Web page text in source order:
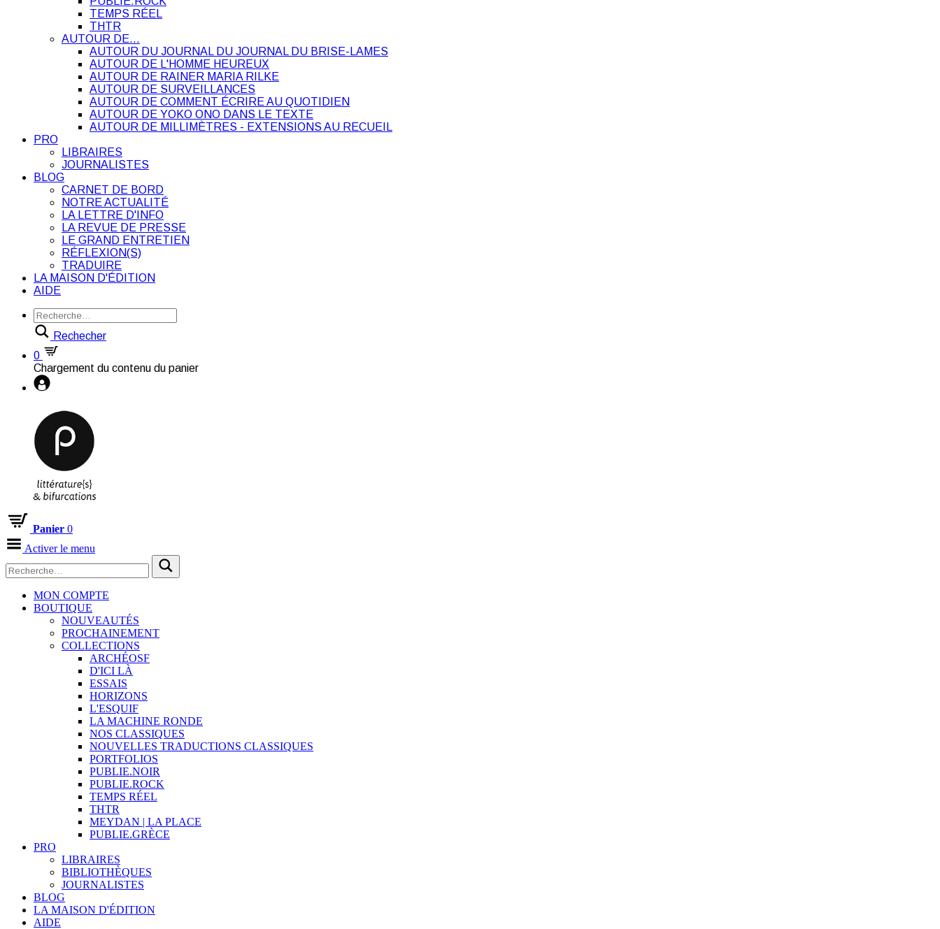
TEMPS RÉEL
THTR
AUTOUR DE…
AUTOUR DU JOURNAL DU JOURNAL DU BRISE-LAMES
AUTOUR DE L'HOMME HEUREUX
AUTOUR DE RAINER MARIA RILKE
AUTOUR DE SURVEILLANCES
AUTOUR DE COMMENT ÉCRIRE AU QUOTIDIEN
AUTOUR DE YOKO ONO DANS LE TEXTE
AUTOUR DE MILLIMÈTRES - EXTENSIONS AU RECUEIL
PRO
LIBRAIRES
JOURNALISTES
BLOG
CARNET DE BORD
NOTRE ACTUALITÉ
LA LETTRE D'INFO
LA REVUE DE PRESSE
LE GRAND ENTRETIEN
RÉFLEXION(S)
TRADUIRE
LA MAISON D'ÉDITION
AIDE
Rechecher
0
Chargement du contenu du panier
Panier 0
Activer le menu
MON COMPTE
BOUTIQUE
NOUVEAUTÉS
PROCHAINEMENT
COLLECTIONS
ARCHÉOSF
D'ICI LÀ
ESSAIS
HORIZONS
L'ESQUIF
LA MACHINE RONDE
NOS CLASSIQUES
NOUVELLES TRADUCTIONS CLASSIQUES
PORTFOLIOS
PUBLIE.NOIR
PUBLIE.ROCK
TEMPS RÉEL
THTR
MEYDAN | LA PLACE
PUBLIE.GRÈCE
PRO
LIBRAIRES
BIBLIOTHÈQUES
JOURNALISTES
BLOG
LA MAISON D'ÉDITION
AIDE